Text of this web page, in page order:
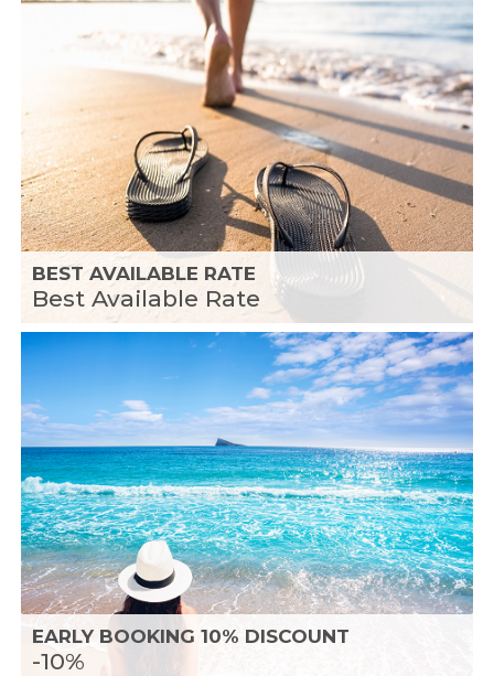
BEST AVAILABLE RATE
Best Available Rate
EARLY BOOKING 10% DISCOUNT
-10%